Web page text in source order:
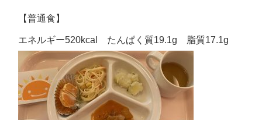
【普通食】
エネルギー520kcal たんぱく質19.1g 脂質17.1g